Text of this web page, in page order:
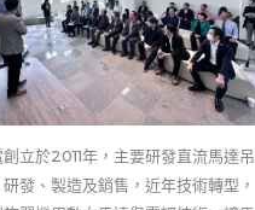
立於2011年，主要研發直流馬達吊
發、製造及銷售，近年技術轉型，